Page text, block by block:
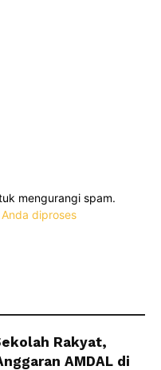
mengurangi spam.
diproses
Rakyat,
AMDAL di